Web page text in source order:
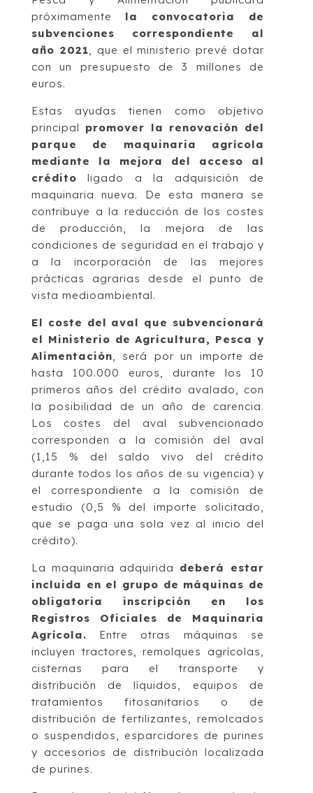
próximamente la convocatoria de
subvenciones correspondiente al
año 2021, que el ministerio prevé dotar
con un presupuesto de 3 millones de
euros.
Estas ayudas tienen como objetivo
principal promover la renovación del
parque de maquinaria agrícola
mediante la mejora del acceso al
crédito ligado a la adquisición de
maquinaria nueva. De esta manera se
contribuye a la reducción de los costes
de producción, la mejora de las
condiciones de seguridad en el trabajo y
a la incorporación de las mejores
prácticas agrarias desde el punto de
vista medioambiental.
El coste del aval que subvencionará
el Ministerio de Agricultura, Pesca y
Alimentación, será por un importe de
hasta 100.000 euros, durante los 10
primeros años del crédito avalado, con
la posibilidad de un año de carencia.
Los costes del aval subvencionado
corresponden a la comisión del aval
(1,15 % del saldo vivo del crédito
durante todos los años de su vigencia) y
el correspondiente a la comisión de
estudio (0,5 % del importe solicitado,
que se paga una sola vez al inicio del
crédito).
La maquinaria adquirida deberá estar
incluida en el grupo de máquinas de
obligatoria inscripción en los
Registros Oficiales de Maquinaria
Agrícola. Entre otras máquinas se
incluyen tractores, remolques agrícolas,
cisternas para el transporte y
distribución de líquidos, equipos de
tratamientos fitosanitarios o de
distribución de fertilizantes, remolcados
o suspendidos, esparcidores de purines
y accesorios de distribución localizada
de purines.